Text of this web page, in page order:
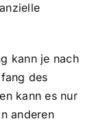
kann je nach
des
kann es nur
anderen